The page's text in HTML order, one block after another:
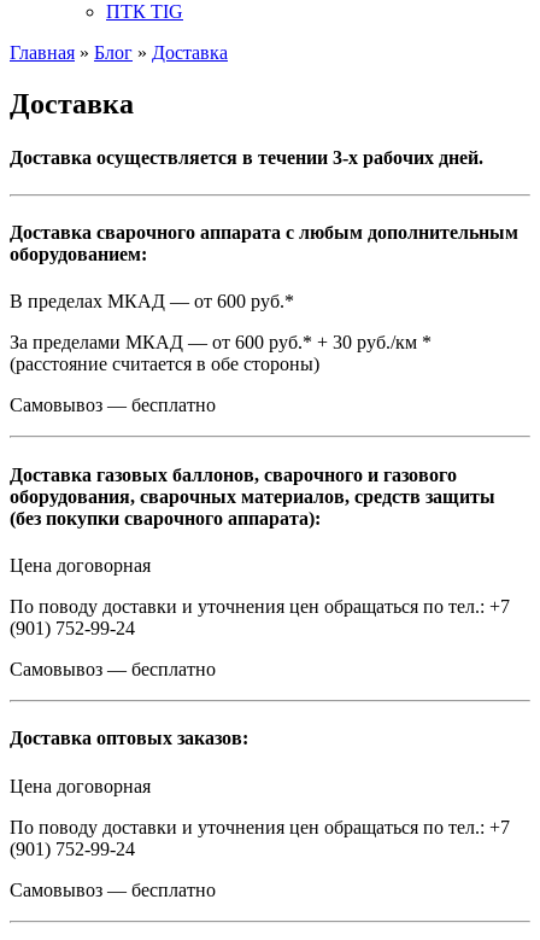
ПТК TIG
Главная » Блог » Доставка
Доставка
Доставка осуществляется в течении 3-х рабочих дней.
Доставка сварочного аппарата с любым дополнительным
оборудованием:
В пределах МКАД — от 600 руб.*
За пределами МКАД — от 600 руб.* + 30 руб./км *
(расстояние считается в обе стороны)
Самовывоз — бесплатно
Доставка газовых баллонов, сварочного и газового
оборудования, сварочных материалов, средств защиты
(без покупки сварочного аппарата):
Цена договорная
По поводу доставки и уточнения цен обращаться по тел.: +7
(901) 752-99-24
Самовывоз — бесплатно
Доставка оптовых заказов:
Цена договорная
По поводу доставки и уточнения цен обращаться по тел.: +7
(901) 752-99-24
Самовывоз — бесплатно